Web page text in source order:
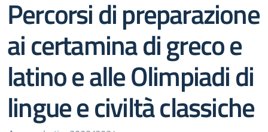
Percorsi di preparazione
ai certamina di greco e
latino e alle Olimpiadi di
lingue e civiltà classiche